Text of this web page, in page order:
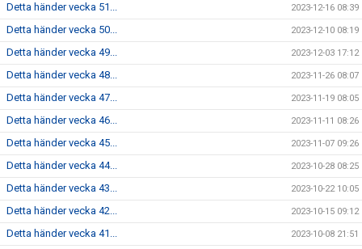
Detta händer vecka 51... 2023-12-16 08:39
Detta händer vecka 50... 2023-12-10 08:19
Detta händer vecka 49... 2023-12-03 17:12
Detta händer vecka 48... 2023-11-26 08:07
Detta händer vecka 47... 2023-11-19 08:05
Detta händer vecka 46... 2023-11-11 08:26
Detta händer vecka 45... 2023-11-07 09:26
Detta händer vecka 44... 2023-10-28 08:25
Detta händer vecka 43... 2023-10-22 10:05
Detta händer vecka 42... 2023-10-15 09:12
Detta händer vecka 41... 2023-10-08 21:51